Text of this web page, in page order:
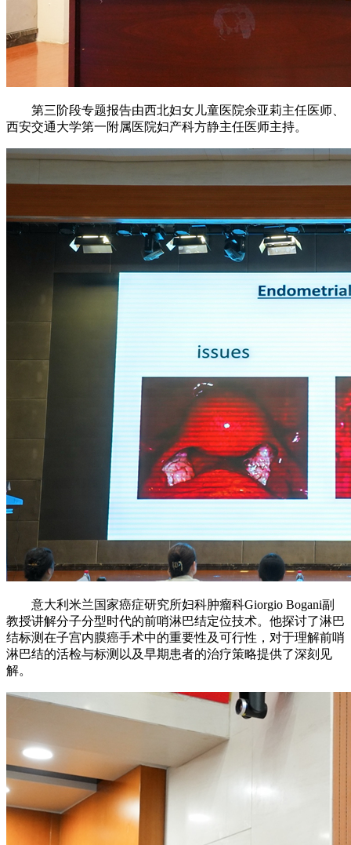
第三阶段专题报告由西北妇女儿童医院余亚莉主任医师、
西安交通大学第一附属医院妇产科方静主任医师主持。
意大利米兰国家癌症研究所妇科肿瘤科Giorgio Bogani副
教授讲解分子分型时代的前哨淋巴结定位技术。他探讨了淋巴
结标测在子宫内膜癌手术中的重要性及可行性，对于理解前哨
淋巴结的活检与标测以及早期患者的治疗策略提供了深刻见
解。